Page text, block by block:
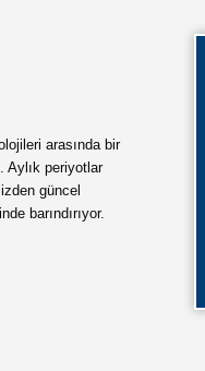
arasında bir
Aylık periyotlar
güncel
barındırıyor.